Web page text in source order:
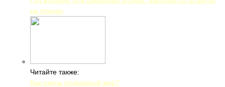
на плечах
Читайте также:
Как сжечь подкожный жир?